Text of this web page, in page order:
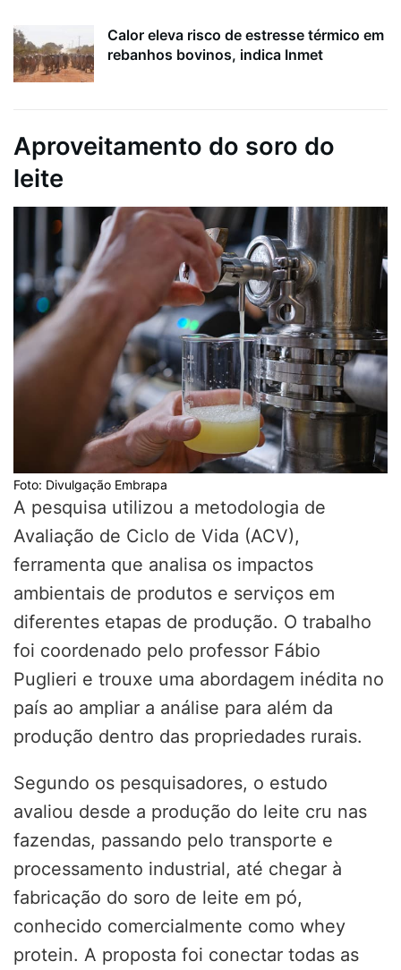
Calor eleva risco de estresse térmico em
rebanhos bovinos, indica Inmet
Aproveitamento do soro do
leite
Foto: Divulgação Embrapa
A pesquisa utilizou a metodologia de
Avaliação de Ciclo de Vida (ACV),
ferramenta que analisa os impactos
ambientais de produtos e serviços em
diferentes etapas de produção. O trabalho
foi coordenado pelo professor Fábio
Puglieri e trouxe uma abordagem inédita no
país ao ampliar a análise para além da
produção dentro das propriedades rurais.
Segundo os pesquisadores, o estudo
avaliou desde a produção do leite cru nas
fazendas, passando pelo transporte e
processamento industrial, até chegar à
fabricação do soro de leite em pó,
conhecido comercialmente como whey
protein. A proposta foi conectar todas as